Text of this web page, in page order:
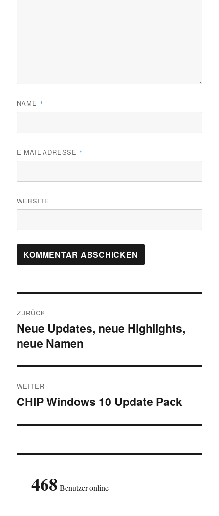
NAME *
E-MAIL-ADRESSE *
WEBSITE
ZURÜCK
Vorheriger
Beitrag:
Neue Updates, neue Highlights,
neue Namen
WEITER
Nächster
CHIP Windows 10 Update Pack
468 Benutzer online